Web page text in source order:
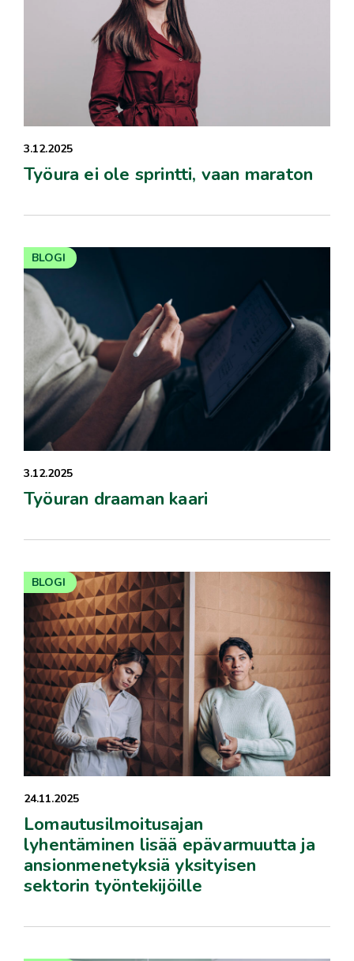
3.12.2025
Työura ei ole sprintti, vaan maraton
3.12.2025
Työuran draaman kaari
BLOGI
24.11.2025
Lomautusilmoitusajan
lyhentäminen lisää epävarmuutta ja
ansionmenetyksiä yksityisen
sektorin työntekijöille
BLOGI